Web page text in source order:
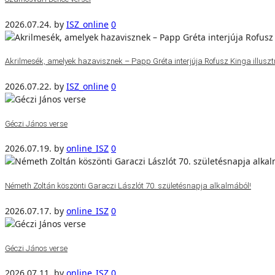
2026.07.24. by ISZ_online 0
Akrilmesék, amelyek hazavisznek – Papp Gréta interjúja Rofusz Kinga
2026.07.22. by ISZ_online 0
Géczi János verse
2026.07.19. by online_ISZ 0
Németh Zoltán köszönti Garaczi Lászlót 70. születésnapja alkalmából!
2026.07.17. by online_ISZ 0
Géczi János verse